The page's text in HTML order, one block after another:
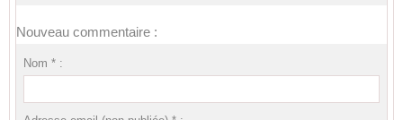
Nouveau commentaire :
Nom * :